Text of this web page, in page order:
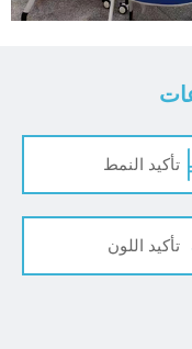
تأكيد النمط
تأكيد اللون